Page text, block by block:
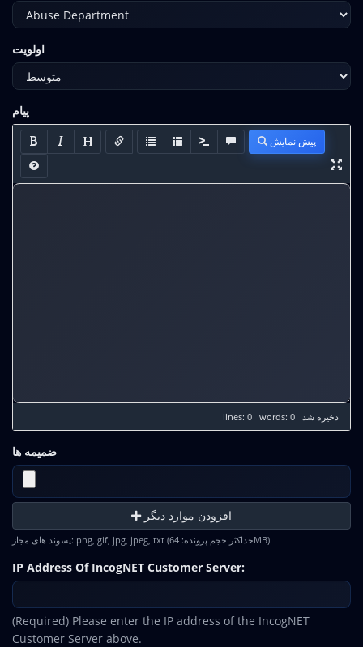
اولویت
پیام
پیش نمایش
lines: 0 words: 0 ذخیره شد
ضمیمه ها
افزودن موارد دیگر
پسوند های مجاز: png, gif, jpg, jpeg, txt (حداکثر حجم پرونده: 64MB)
IP Address Of IncogNET Customer Server:
(Required) Please enter the IP address of the IncogNET
Customer Server above.